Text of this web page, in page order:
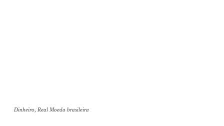
Dinheiro, Real Moeda brasileira